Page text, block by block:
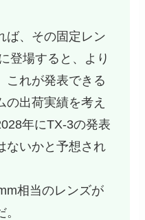
ば、その固定レン
登場すると、より
これが発表できる
の出荷実績を考え
年にTX-3の発表
ないかと予想され
相当のレンズが